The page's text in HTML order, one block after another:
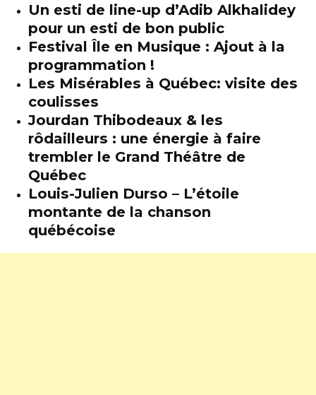
Un esti de line-up d’Adib Alkhalidey
pour un esti de bon public
Festival Île en Musique : Ajout à la
programmation !
Les Misérables à Québec: visite des
coulisses
Jourdan Thibodeaux & les
rôdailleurs : une énergie à faire
trembler le Grand Théâtre de
Québec
Louis-Julien Durso – L’étoile
montante de la chanson
québécoise